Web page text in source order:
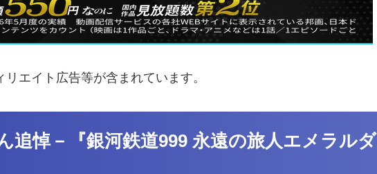
エイト広告等が含まれています。
追悼－『銀河鉄道999 永遠の旅人エメラルダ